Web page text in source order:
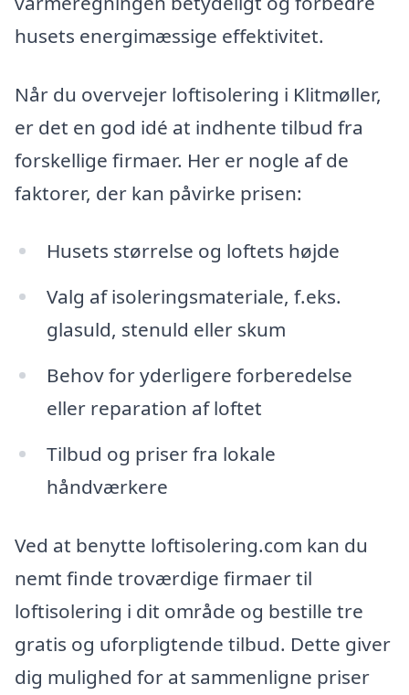
husets energimæssige effektivitet.
Når du overvejer loftisolering i Klitmøller,
er det en god idé at indhente tilbud fra
forskellige firmaer. Her er nogle af de
faktorer, der kan påvirke prisen:
Husets størrelse og loftets højde
Valg af isoleringsmateriale, f.eks.
glasuld, stenuld eller skum
Behov for yderligere forberedelse
eller reparation af loftet
Tilbud og priser fra lokale
håndværkere
Ved at benytte loftisolering.com kan du
nemt finde troværdige firmaer til
loftisolering i dit område og bestille tre
gratis og uforpligtende tilbud. Dette giver
dig mulighed for at sammenligne priser